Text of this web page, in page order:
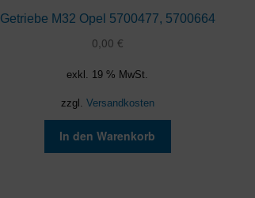
Getriebe M32 Opel 5700477, 5700664
0,00 €
exkl. 19 % MwSt.
zzgl. Versandkosten
In den Warenkorb